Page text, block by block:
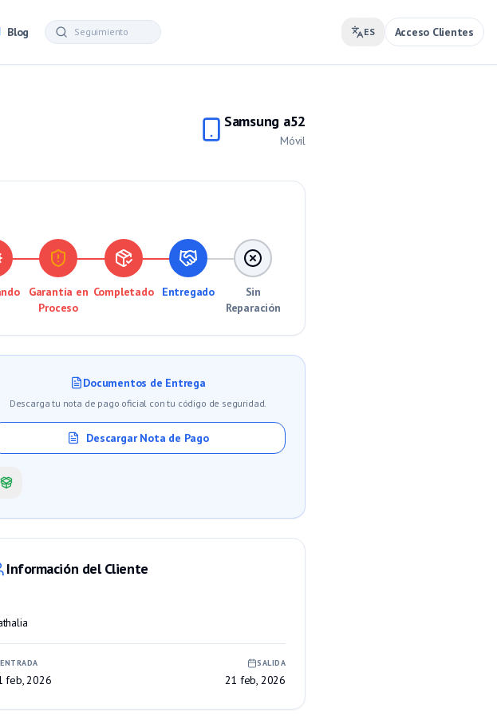
Blog ES Acceso Clientes
Samsung a52
Móvil
Garantía en
Proceso
Completado Entregado
Sin
Reparación
Documentos de Entrega
Descarga tu nota de pago oficial con tu código de seguridad.
Descargar Nota de Pago
Información del Cliente
ENTRADA
feb, 2026
SALIDA
21 feb, 2026